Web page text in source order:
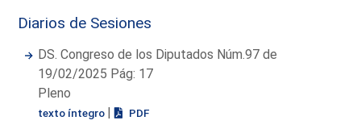
Diarios de Sesiones
DS. Congreso de los Diputados Núm.97 de
19/02/2025 Pág: 17
Pleno
texto íntegro | PDF